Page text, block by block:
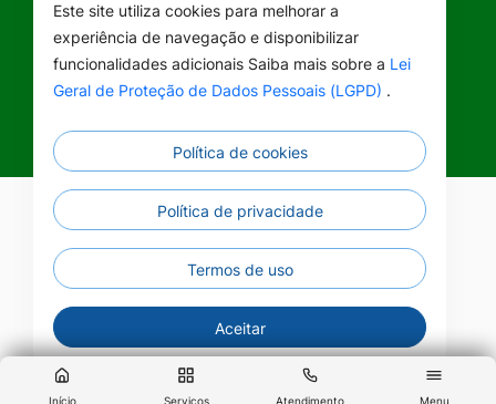
Início Serviços Atendimento Menu
©2026 - Prefeitura de Primavera do Leste
Primavera do Leste - MT - Todos os direitos
reservados
Este site utiliza cookies para melhorar a
experiência de navegação e disponibilizar
funcionalidades adicionais Saiba mais sobre a Lei
Geral de Proteção de Dados Pessoais (LGPD) .
Política de cookies
Política de privacidade
Termos de uso
Aceitar